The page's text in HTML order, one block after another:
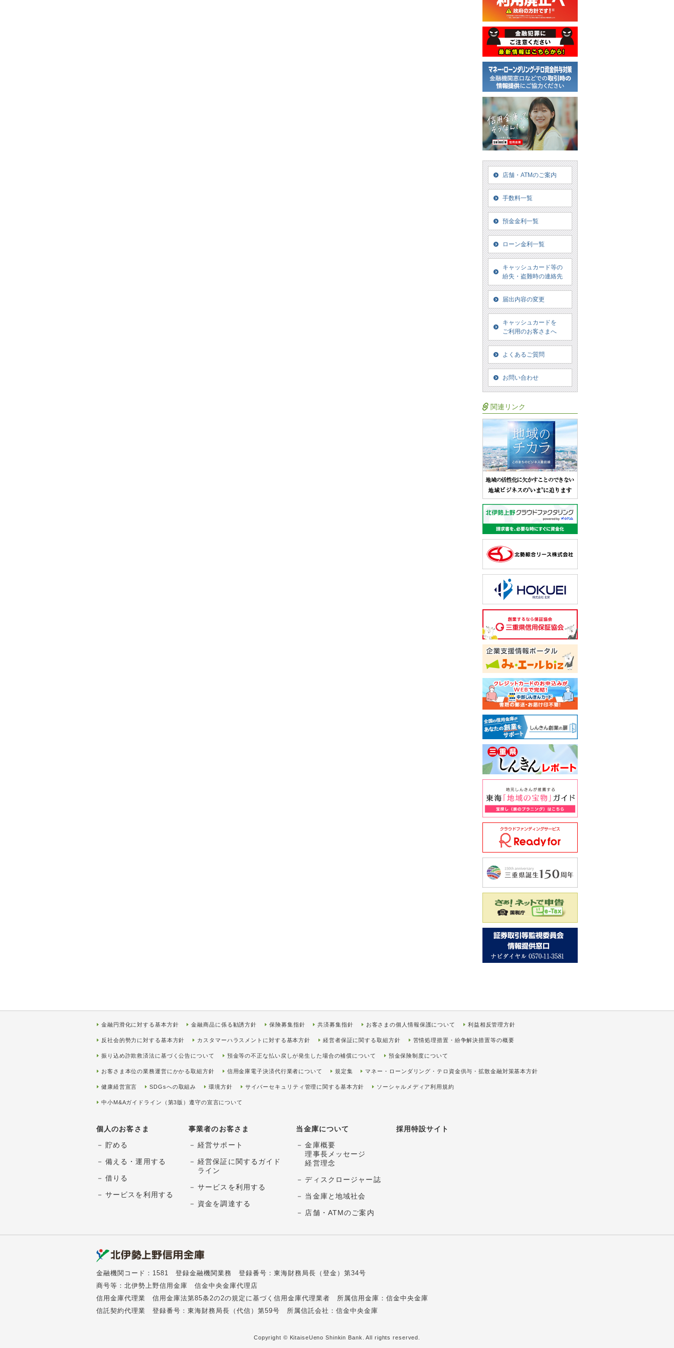
店舗・ATMのご案内
手数料一覧
預金金利一覧
ローン金利一覧
キャッシュカード等の
紛失・盗難時の連絡先
届出内容の変更
キャッシュカードを
ご利用のお客さまへ
よくあるご質問
お問い合わせ
関連リンク
金融円滑化に対する基本方針 金融商品に係る勧誘方針 保険募集指針 共済募集指針 お客さまの個人情報保護について 利益相反管理方針
反社会的勢力に対する基本方針 カスタマーハラスメントに対する基本方針 経営者保証に関する取組方針 苦情処理措置・紛争解決措置等の概要
振り込め詐欺救済法に基づく公告について 預金等の不正な払い戻しが発生した場合の補償について 預金保険制度について
お客さま本位の業務運営にかかる取組方針 信用金庫電子決済代行業者について 規定集 マネー・ローンダリング・テロ資金供与・拡散金融対策基本方針
健康経営宣言 SDGsへの取組み 環境方針 サイバーセキュリティ管理に関する基本方針 ソーシャルメディア利用規約
中小M&Aガイドライン（第3版）遵守の宣言について
個人のお客さま
貯める
備える・運用する
借りる
サービスを利用する
事業者のお客さま
経営サポート
経営保証に関するガイド
ライン
サービスを利用する
資金を調達する
当金庫について
金庫概要
理事長メッセージ
経営理念
ディスクロージャー誌
当金庫と地域社会
店舗・ATMのご案内
採用特設サイト
金融機関コード：1581 登録金融機関業務 登録番号：東海財務局長（登金）第34号
商号等：北伊勢上野信用金庫 信金中央金庫代理店
信用金庫代理業 信用金庫法第85条2の2の規定に基づく信用金庫代理業者 所属信用金庫：信金中央金庫
信託契約代理業 登録番号：東海財務局長（代信）第59号 所属信託会社：信金中央金庫
Copyright © KitaiseUeno Shinkin Bank.All rights reserved.